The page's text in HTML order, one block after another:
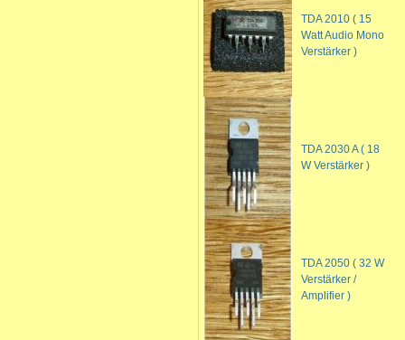
TDA 2010 ( 15
Watt Audio Mono
Verstärker )
TDA 2030 A ( 18
W Verstärker )
TDA 2050 ( 32 W
Verstärker /
Amplifier )